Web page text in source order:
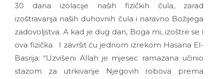
30 dana izolacije naših fizičkih čula, zarad
izoštravanja naših duhovnih čula i naravno Božijega
zadovoljstva. A kad je dug dan, Boga mi, izoštre se i
ova fizička. I završit ću jednom izrekom Hasana El-
Basrija: “Uzvišeni Allah je mjesec ramazana učinio
stazom za utrkivanje Njegovih robova prema